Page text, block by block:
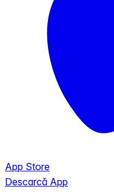
App Store
Descarcă App